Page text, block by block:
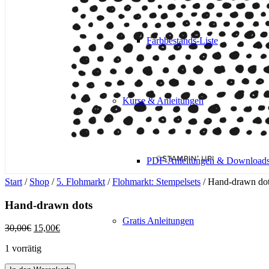
Farbbestands-Liste
Kurse & Anleitungen
PDF-Anleitungen &
Gratis Anleitungen
Start / Shop / 5. Flohmarkt /Flohmarkt: Stempelsets / Hand-drawn
Hand-drawn dots
30,00€ Ursprünglicher
war:
15,00€Aktueller
1 vorrätig